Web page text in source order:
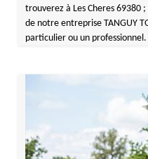
trouverez à Les Cheres 69380
de notre entreprise TANGUY
particulier ou un professionnel.